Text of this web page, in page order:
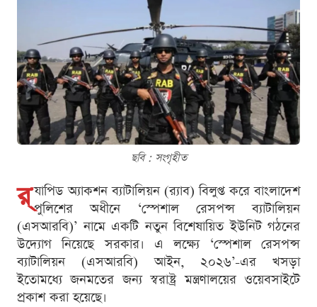
ছবি : সংগৃহীত
র‌্ যাপিড অ্যাকশন ব্যাটালিয়ন (র‌্যাব) বিলুপ্ত করে বাংলাদেশ
পুলিশের অধীনে ‘স্পেশাল রেসপন্স ব্যাটালিয়ন
(এসআরবি)’ নামে একটি নতুন বিশেষায়িত ইউনিট গঠনের
উদ্যোগ নিয়েছে সরকার। এ লক্ষ্যে ‘স্পেশাল রেসপন্স
ব্যাটালিয়ন (এসআরবি) আইন, ২০২৬’-এর খসড়া
ইতোমধ্যে জনমতের জন্য স্বরাষ্ট্র মন্ত্রণালয়ের ওয়েবসাইটে
প্রকাশ করা হয়েছে।